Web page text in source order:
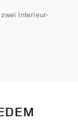
Interieur-